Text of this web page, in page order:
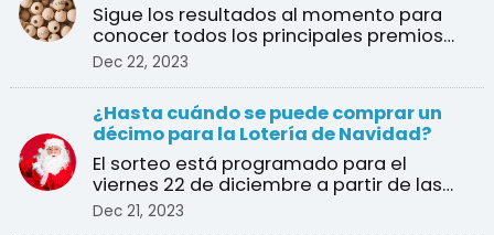
Sigue los resultados al momento para
conocer todos los principales premios
del sorteo de Navidad
Dec 22, 2023
¿Hasta cuándo se puede comprar un
décimo para la Lotería de Navidad?
El sorteo está programado para el
viernes 22 de diciembre a partir de las
Dec 21, 2023